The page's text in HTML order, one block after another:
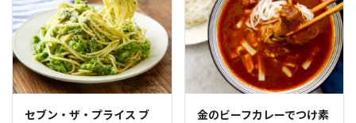
セブン・ザ・プライス ブ
金のビーフカレーでつけ素